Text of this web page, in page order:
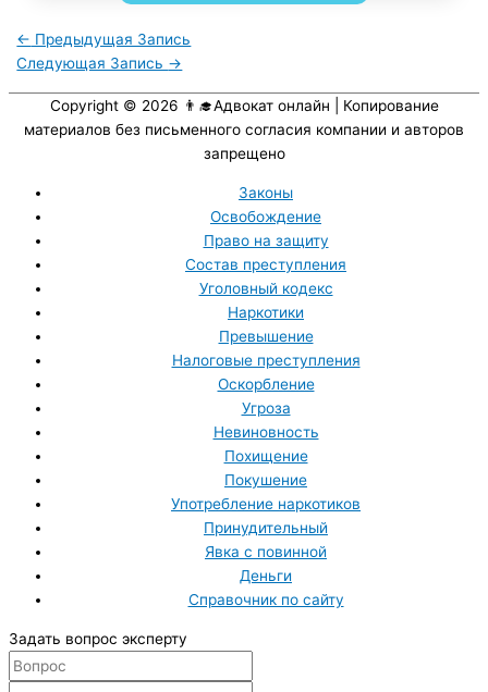
← Предыдущая Запись
Следующая Запись →
Copyright © 2026 👨‍🎓Адвокат онлайн | Копирование
материалов без письменного согласия компании и авторов
запрещено
Законы
Освобождение
Право на защиту
Состав преступления
Уголовный кодекс
Наркотики
Превышение
Налоговые преступления
Оскорбление
Угроза
Невиновность
Похищение
Покушение
Употребление наркотиков
Принудительный
Явка с повинной
Деньги
Справочник по сайту
Задать вопрос эксперту